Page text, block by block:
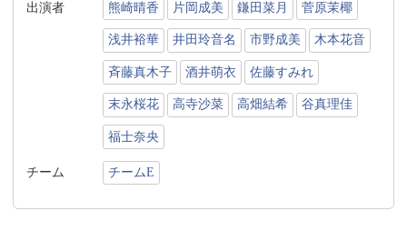
出演者 熊崎晴香 片岡成美 鎌田菜月 菅原茉椰
浅井裕華 井田玲音名 市野成美 木本花音
斉藤真木子 酒井萌衣 佐藤すみれ
末永桜花 高寺沙菜 高畑結希 谷真理佳
福士奈央
チーム チームE